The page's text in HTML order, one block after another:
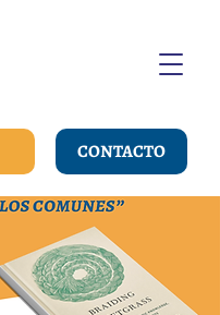
CONTACTO